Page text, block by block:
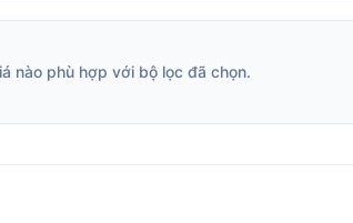
nào phù hợp với bộ lọc đã chọn.